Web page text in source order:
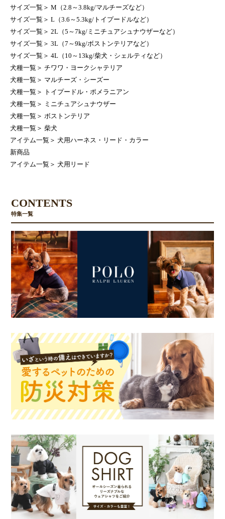
サイズ一覧 ＞ M（2.8～3.8kg/マルチーズなど）
サイズ一覧 ＞ L（3.6～5.3kg/トイプードルなど）
サイズ一覧 ＞ 2L（5～7kg/ミニチュアシュナウザーなど）
サイズ一覧 ＞ 3L（7～9kg/ボストンテリアなど）
サイズ一覧 ＞ 4L（10～13kg/柴犬・シェルティなど）
犬種一覧 ＞ チワワ・ヨークシャテリア
犬種一覧 ＞ マルチーズ・シーズー
犬種一覧 ＞
トイプードル・ポメラニアン
犬種一覧 ＞
ミニチュアシュナウザー
犬種一覧 ＞ ボストンテリア
犬種一覧 ＞ 柴犬
アイテム一覧 ＞ 犬用ハーネス・リード・カラー
新商品
アイテム一覧 ＞ 犬用リード
CONTENTS
特集一覧